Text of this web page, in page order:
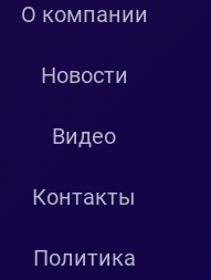
О компании
Новости
Видео
Контакты
Политика